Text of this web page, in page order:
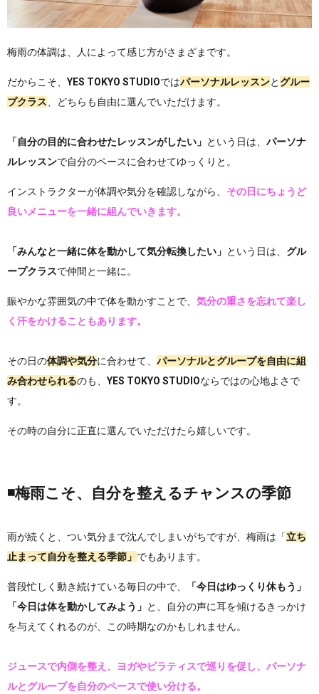
梅雨の体調は、人によって感じ方がさまざまです。
だからこそ、 YES TOKYO STUDIOではパーソナルレッスンと グルー
プクラス
どちらも自由に選んでいただけます。
「自分の目的に合わせたレッスンがしたい」 という日は、 パーソナ
ルレッスンで自分のペースに合わせてゆっくりと。
インストラクターが体調や気分を確認しながら、 その日にちょうど
良いメニューを一緒に組んでいきます。
「みんなと一緒に体を動かして気分転換したい」 という日は、 グル
ープクラスで仲間と一緒に。
賑やかな雰囲気の中で体を動かすことで、 気分の重さを忘れて楽し
く汗をかけることもあります。
その日の体調や気分に合わせて、 パーソナルとグループを自由に組
み合わせられるのも、 YES TOKYO STUDIOならではの心地よさで
す。
その時の自分に正直に選んでいただけたら嬉しいです。
◾️梅雨こそ、自分を整えるチャンスの季節
雨が続くと、つい気分まで沈んでしまいがちですが、梅雨は 「立ち
止まって自分を整える季節」 でもあります。
普段忙しく動き続けている毎日の中で、
「今日はゆっくり休もう」
「今日は体を動かしてみよう」 と、自分の声に耳を傾けるきっかけ
を与えてくれるのが、この時期なのかもしれません。
ジュースで内側を整え、ヨガやピラティスで巡りを促し、パーソナ
ルとグループを自分のペースで使い分ける。